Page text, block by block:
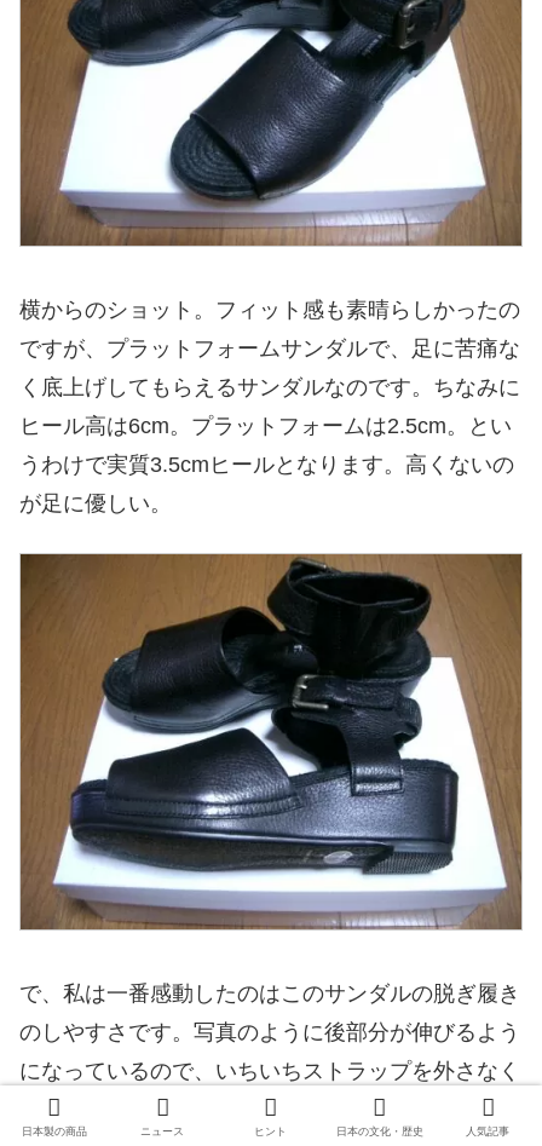
横からのショット。フィット感も素晴らしかったの
ですが、プラットフォームサンダルで、足に苦痛な
く底上げしてもらえるサンダルなのです。ちなみに
ヒール高は6cm。プラットフォームは2.5cm。とい
うわけで実質3.5cmヒールとなります。高くないの
が足に優しい。
で、私は一番感動したのはこのサンダルの脱ぎ履き
のしやすさです。写真のように後部分が伸びるよう
になっているので、いちいちストラップを外さなく
ても脱げるんです。これは感動ものでした。全ての
日本製の商品 ニュース ヒント 日本の文化・歴史 人気記事